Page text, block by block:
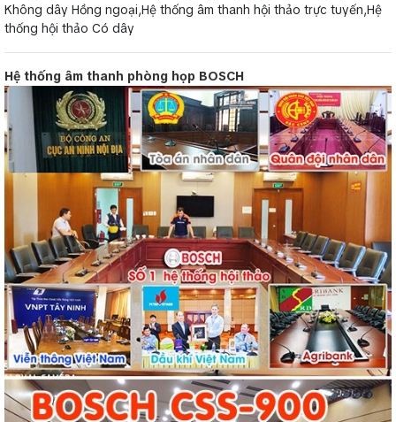
Không dây Hồng ngoại,Hệ thống âm thanh hội thảo trực tuyến,Hệ
thống hội thảo Có dây
Hệ thống âm thanh phòng họp BOSCH